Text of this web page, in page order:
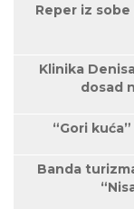
Reper iz
Klinika
dosad
“Gori
Banda